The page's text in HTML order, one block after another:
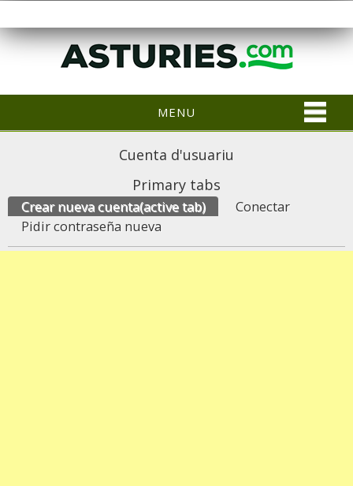
MENU
Cuenta d'usuariu
Primary tabs
Crear nueva cuenta(active tab)
Conectar
Pidir contraseña nueva